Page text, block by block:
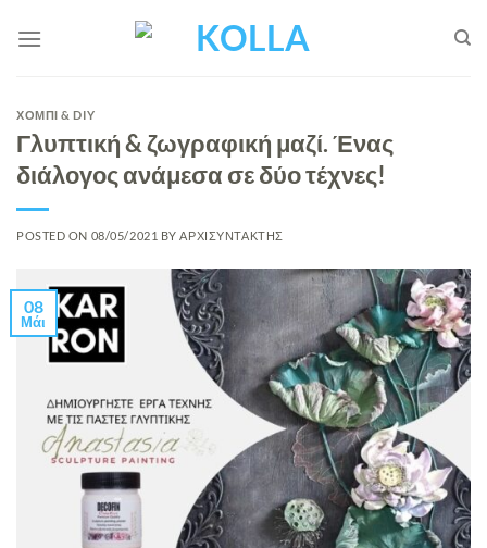
στο
ΧΟΜΠΙ & DIY
Γλυπτική & ζωγραφική μαζί. Ένας
διάλογος ανάμεσα σε δύο τέχνες!
POSTED ON 08/05/2021 BY ΑΡΧΙΣΥΝΤΑΚΤΗΣ
08
Μάι